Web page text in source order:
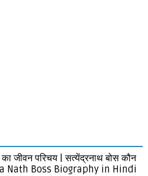
जीवन परिचय | सत्येंद्रनाथ बोस कौन
Nath Boss Biography in Hindi